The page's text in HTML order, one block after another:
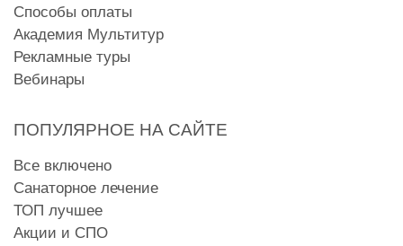
Способы оплаты
Академия Мультитур
Рекламные туры
Вебинары
ПОПУЛЯРНОЕ НА САЙТЕ
Все включено
Санаторное лечение
ТОП лучшее
Акции и СПО